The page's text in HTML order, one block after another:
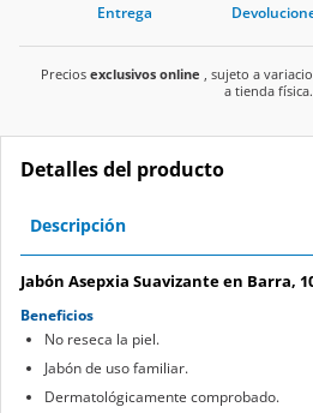
Entrega
Precios exclusivos online , sujeto a
a tienda física.
Detalles del producto
Descripción
Jabón Asepxia Suavizante en Barra,
Beneficios
No reseca la piel.
Jabón de uso familiar.
Dermatológicamente comprobado.